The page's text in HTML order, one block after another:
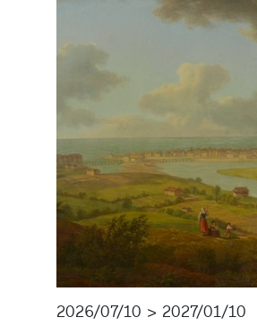
2026/07/10 > 2027/01/10